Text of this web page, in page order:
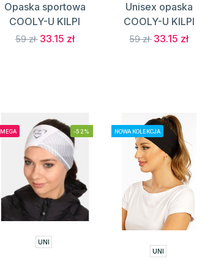
Opaska sportowa
COOLY-U KILPI
59 zł 33.15 zł
Unisex opaska
COOLY-U KILPI
59 zł 33.15 zł
MEGA -52%
UNI
NOWA KOLEKCJA
UNI